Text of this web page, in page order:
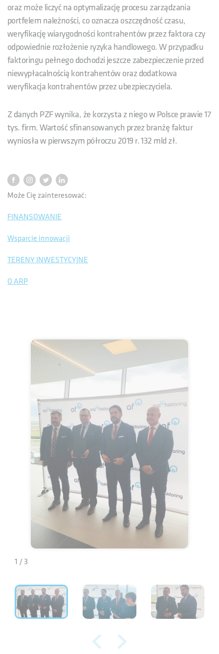
oraz może liczyć na optymalizację procesu zarządzania
portfelem należności, co oznacza oszczędność czasu,
weryfikację wiarygodności kontrahentów przez faktora czy
odpowiednie rozłożenie ryzyka handlowego. W przypadku
faktoringu pełnego dochodzi jeszcze zabezpieczenie przed
niewypłacalnością kontrahentów oraz dodatkowa
weryfikacja kontrahentów przez ubezpieczyciela.
Z danych PZF wynika, że korzysta z niego w Polsce prawie 17
tys. firm. Wartość sfinansowanych przez branżę faktur
wyniosła w pierwszym półroczu 2019 r. 132 mld zł.
Może Cię zainteresować:
FINANSOWANIE
Wsparcie innowacji
TERENY INWESTYCYJNE
O ARP
1 / 3